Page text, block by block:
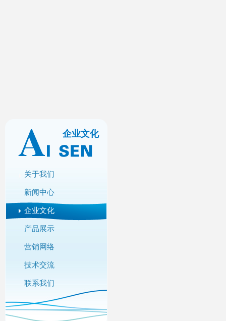
企业文化
关于我们
新闻中心
企业文化
产品展示
营销网络
技术交流
联系我们